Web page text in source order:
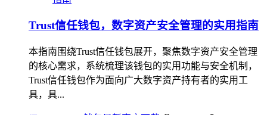
Trust信任钱包，数字资产安全管理的实用指南
本指南围绕Trust信任钱包展开，聚焦数字资产安全管理
的核心需求，系统梳理该钱包的实用功能与安全机制，
Trust信任钱包作为面向广大数字资产持有者的实用工
具，具...